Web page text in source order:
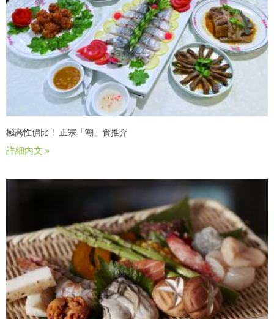
極高性價比！ 正宗「潮」食推介
詳細內文 »